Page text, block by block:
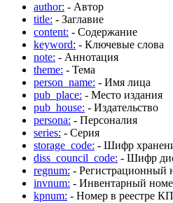
author: - Автор
title: - Заглавие
content: - Содержание
keyword: - Ключевые слова
note: - Аннотация
theme: - Тема
person_name: - Имя лица
pub_place: - Место издания
pub_house: - Издательство
persona: - Персоналия
series: - Серия
storage_code: - Шифр
diss_council_code: - Шифр
regnum: - Регистрационный
invnum: - Инвентарный
kpnum: - Номер в реестре КП